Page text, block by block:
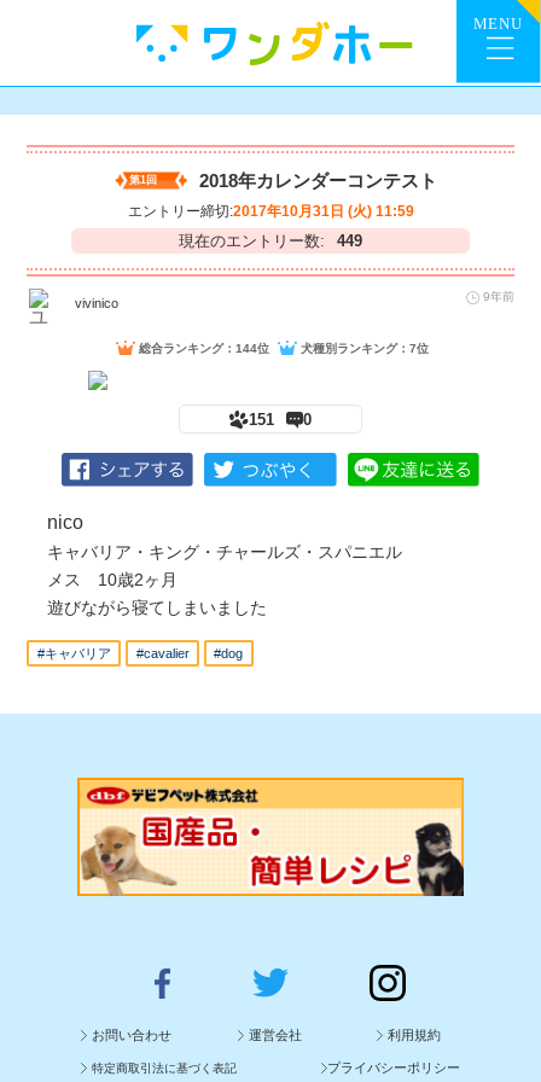
第1回 2018年カレンダーコンテスト
エントリー締切:2017年10月31日 (火) 11:59
現在のエントリー数: 449
vivinico 9年前
総合ランキング：144位 犬種別ランキング：7位
151 0
nico
キャバリア・キング・チャールズ・スパニエル
メス 10歳2ヶ月
遊びながら寝てしまいました
#キャバリア #cavalier #dog
お問い合わせ 運営会社 利用規約
特定商取引法に基づく表記 プライバシーポリシー